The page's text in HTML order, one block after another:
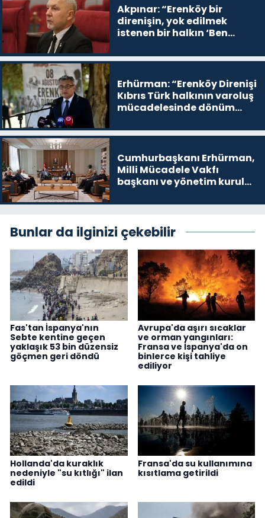
Akpınar: “Erenköy bir
direnişin, yok edilmek
istenen bir halkın ‘Ben
devam edeceğim’ dediği
Erhürman: “Erenköy Direnişi
Kıbrıs Türk halkının varoluş
mücadelesinde dönüm
Cumhurbaşkanı Erhürman,
Milli Mücadele Vakfı
başkanı ve yönetim kurulu
Bunlar da ilginizi çekebilir
Fas'tan İspanya'nın
Sebte kentine geçen
yaklaşık 53 bin düzensiz
göçmen geri döndü
Avrupa'da aşırı sıcaklar
ve orman yangınları:
Fransa ve İspanya'da on
binlerce kişi tahliye
ediliyor
Hollanda'da kuraklık
nedeniyle "su kıtlığı" ilan
edildi
Fransa'da su kullanımına
kısıtlama getirildi